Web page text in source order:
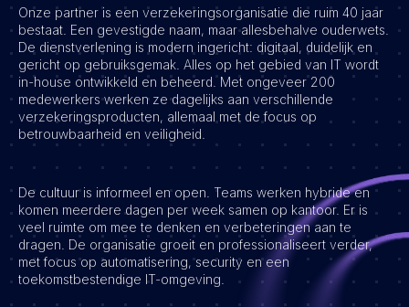
Operations & HR
Inzichten
Over ons
Werken bij Haystack People
Jobmarketing
Contact
Vacatures
Onze partner is een verzekeringsorganisatie die ruim 40 jaar
bestaat. Een gevestigde naam, maar allesbehalve ouderwets.
De dienstverlening is modern ingericht: digitaal, duidelijk en
gericht op gebruiksgemak. Alles op het gebied van IT wordt
in-house ontwikkeld en beheerd. Met ongeveer 200
medewerkers werken ze dagelijks aan verschillende
verzekeringsproducten, allemaal met de focus op
betrouwbaarheid en veiligheid.
De cultuur is informeel en open. Teams werken hybride en
komen meerdere dagen per week samen op kantoor. Er is
veel ruimte om mee te denken en verbeteringen aan te
dragen. De organisatie groeit en professionaliseert verder,
met focus op automatisering, security en een
toekomstbestendige IT-omgeving.